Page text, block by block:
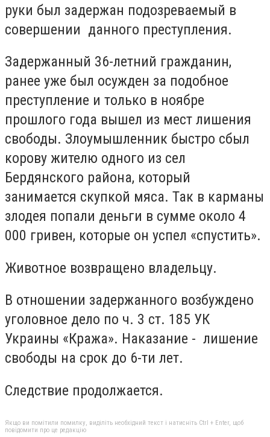
руки был задержан подозреваемый в
совершении данного преступления.
Задержанный 36-летний гражданин,
ранее уже был осужден за подобное
преступление и только в ноябре
прошлого года вышел из мест лишения
свободы. Злоумышленник быстро сбыл
корову жителю одного из сел
Бердянского района, который
занимается скупкой мяса. Так в карманы
злодея попали деньги в сумме около 4
000 гривен, которые он успел «спустить».
Животное возвращено владельцу.
В отношении задержанного возбуждено
уголовное дело по ч. 3 ст. 185 УК
Украины «Кража». Наказание - лишение
свободы на срок до 6-ти лет.
Следствие продолжается.
Якщо ви помітили помилку, виділіть необхідний текст і натисніть Ctrl + Enter, щоб
повідомити про це редакцію